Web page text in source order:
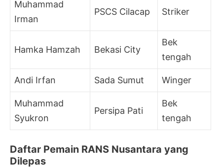
Muhammad
Irman
PSCS Cilacap Striker
Hamka Hamzah Bekasi City
Bek
tengah
Andi Irfan Sada Sumut Winger
Muhammad
Syukron
Persipa Pati
Bek
tengah
Daftar Pemain RANS Nusantara yang
Dilepas